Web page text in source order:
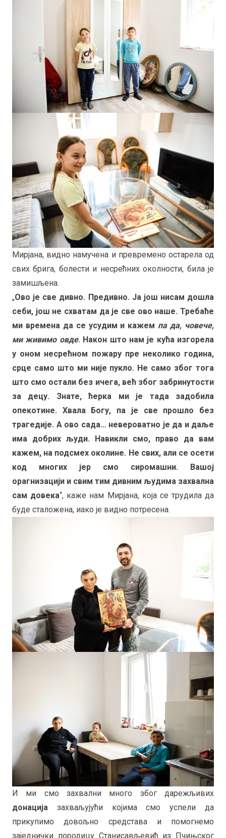
Мирјана, видно намучена и превремено остарела од
свих брига, болести и несрећних околности, била је
замишљена.
„Ово је све дивно. Предивно. Ја још нисам дошла
себи, још не схватам да је све ово наше. Требаће
ми времена да се усудим и кажем па да, човече,
ми живимо овде. Након што нам је кућа изгорела
у оном несрећном пожару пре неколико година,
срце само што ми није пукло. Не само због тога
што смо остали без ичега, већ због забринутости
за децу. Знате, ћерка ми је тада задобила
опекотине. Хвала Богу, па је све прошло без
трагедије. А ово сада… невероватно је да и даље
има добрих људи. Навикли смо, право да вам
кажем, на подсмех околине. Не свих, али се осети
код многих јер смо сиромашни. Вашој
орагнизацији и свим тим дивним људима захвална
сам довека“, каже нам Мирјана, која се трудила да
буде сталожена, иако је видно потресена.
И ми смо захвални много због дарежљивих
донација
захваљујући којима смо успели да
прикупимо довољно средстава и помогнемо
заједнички породицу Станисављевић из Пчињског